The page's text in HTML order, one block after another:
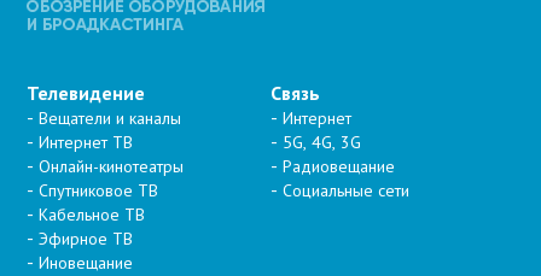
Телевидение
Вещатели и каналы
Интернет ТВ
Онлайн-кинотеатры
Спутниковое ТВ
Кабельное ТВ
Эфирное ТВ
Иновещание
Связь
Интернет
5G, 4G, 3G
Радиовещание
Социальные сети